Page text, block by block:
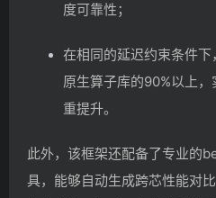
度可靠性；
在相同的延迟约束条件
原生算子库的90%以上
重提升。
此外，该框架还配备了专业的
具，能够自动生成跨芯性能对